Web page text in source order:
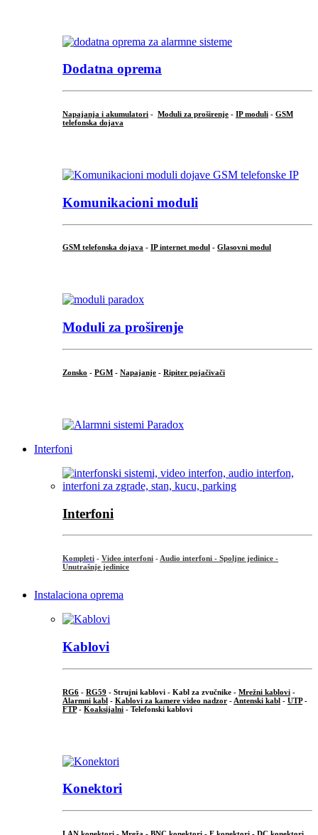
Dodatna oprema
Napajanja i akumulatori - Moduli za proširenje - IP moduli - GSM
telefonska dojava
Komunikacioni moduli
GSM telefonska dojava - IP internet modul - Glasovni modul
Moduli za proširenje
Zonsko - PGM - Napajanje - Ripiter pojačivači
Interfoni
Interfoni
Kompleti - Video interfoni - Audio interfoni - Spoljne jedinice -
Unutrašnje jedinice
Instalaciona oprema
Kablovi
RG6 - RG59 - Strujni kablovi - Kabl za zvučnike - Mrežni kablovi -
Alarmni kabl - Kablovi za kamere video nadzor - Antenski kabl - UTP-
FTP- Koaksijalni - Telefonski kablovi
Konektori